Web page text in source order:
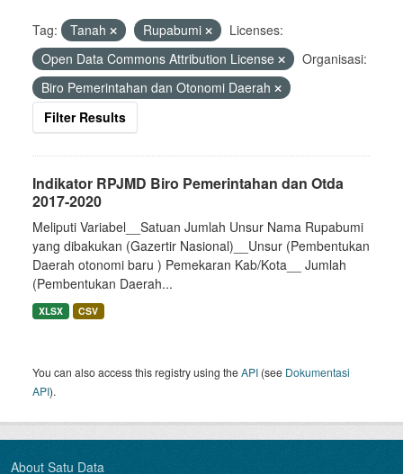
Tag: Tanah Rupabumi
Licenses:
Open Data Commons Attribution License
Organisasi:
Biro Pemerintahan dan Otonomi Daerah
Filter Results
Indikator RPJMD Biro Pemerintahan dan Otda
2017-2020
Meliputi Variabel__Satuan Jumlah Unsur Nama Rupabumi
yang dibakukan (Gazertir Nasional)__Unsur (Pembentukan
Daerah otonomi baru ) Pemekaran Kab/Kota__ Jumlah
(Pembentukan Daerah...
XLSX CSV
You can also access this registry using theAPI (see Dokumentasi
API).
About Satu Data